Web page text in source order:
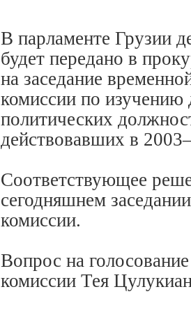
В парламенте Грузии
будет передано в
на заседание
комиссии по изучению
политических
действовавших в
Соответствующее
сегодняшнем
комиссии.
Вопрос на
комиссии Тея